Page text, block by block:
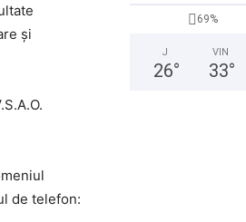
și
de telefon:
69%
J
26°
VIN
33°